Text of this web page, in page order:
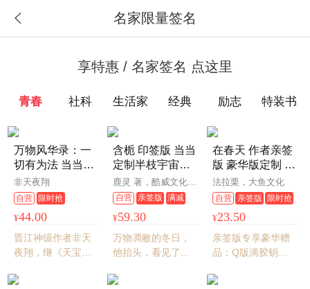
 名家限量签名
搜索 分类 购物车
享特惠 / 名家签名 点这里
青春 社科 生活家 经典 励志 特装书
万物风华录：一
切有为法 当当限
量签名版 晋江神
级作者非天夜翔
继 天宝伏妖录 定
海浮生录 后 又一
部东方奇幻巨
作！“驱魔”系列
非天夜翔
自营 限时抢
¥44.00
晋江神级作者非天
夜翔，继《天宝伏
录》后，又一部东
含栀 印签版 当当
定制半枝宇宙钻
石卡X2 晋江人气
作家鹿灵暗恋成
真代表作
鹿灵 著，酷威文化 出品
自营 亲签版 满减
满折
¥59.30
万物凋敝的冬日，
他抬头，看见了春
傅言商?甜软装乖大
在春天 作者亲签
版 豪华版定制 口
碑作者 法拉栗 酸
涩治愈小甜饼，
被称为：把青梅
竹马写到极致的
文
法拉栗，大鱼文化
自营 亲签版 限时抢
¥23.50
亲签版专享豪华赠
品：Q版滴胶钥匙
沙粉双面满天星色